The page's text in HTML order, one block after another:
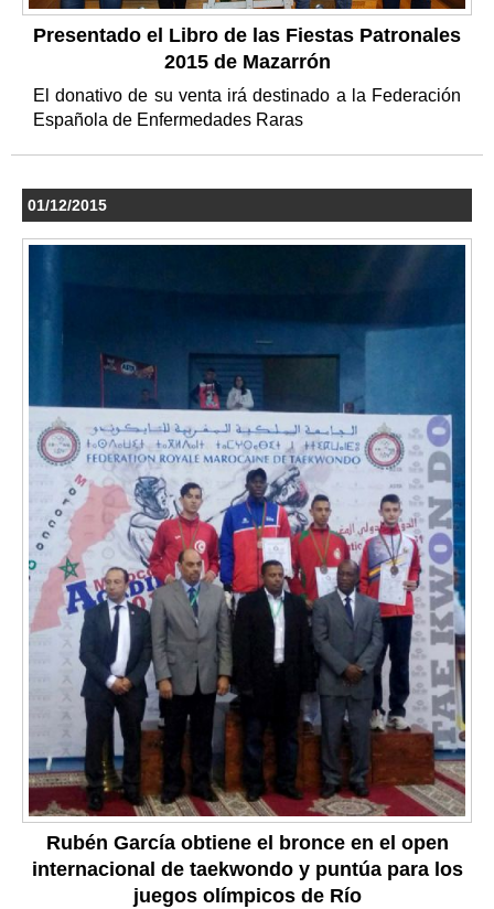
Presentado el Libro de las Fiestas Patronales
2015 de Mazarrón
El donativo de su venta irá destinado a la Federación
Española de Enfermedades Raras
01/12/2015
Rubén García obtiene el bronce en el open
internacional de taekwondo y puntúa para los
juegos olímpicos de Río